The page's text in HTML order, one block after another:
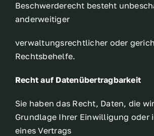
Beschwerderecht besteht
anderweitiger
verwaltungsrechtlicher oder
Rechtsbehelfe.
Recht auf Datenübertragbarkeit
Sie haben das Recht, Daten, die
Grundlage Ihrer Einwilligung oder
eines Vertrags